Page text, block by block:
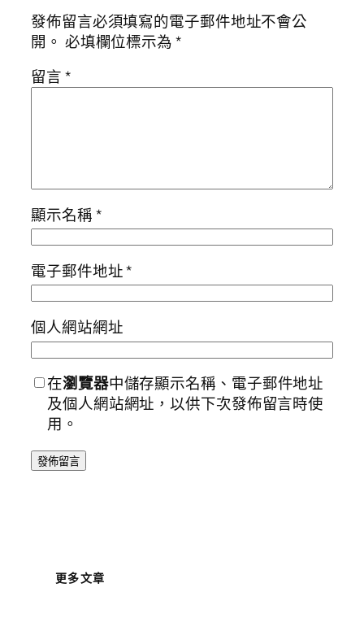
發佈留言必須填寫的電子郵件地址不會公
開。 必填欄位標示為*
留言*
顯示名稱*
電子郵件地址*
個人網站網址
在瀏覽器中儲存顯示名稱、電子郵件地址
及個人網站網址，以供下次發佈留言時使
用。
更多文章